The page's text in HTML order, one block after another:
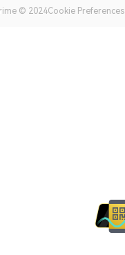
© 2024Cookie Preferences